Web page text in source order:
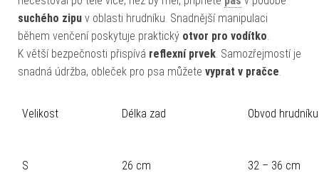
suchého zipu v oblasti hrudníku. Snadnější manipulaci
během venčení poskytuje praktický otvor pro vodítko.
K větší bezpečnosti přispívá reflexní prvek. Samozřejmostí je
snadná údržba, obleček pro psa můžete vyprat v pračce.
Velikost Délka zad Obvod hrudníku
S 26 cm 32 – 36 cm